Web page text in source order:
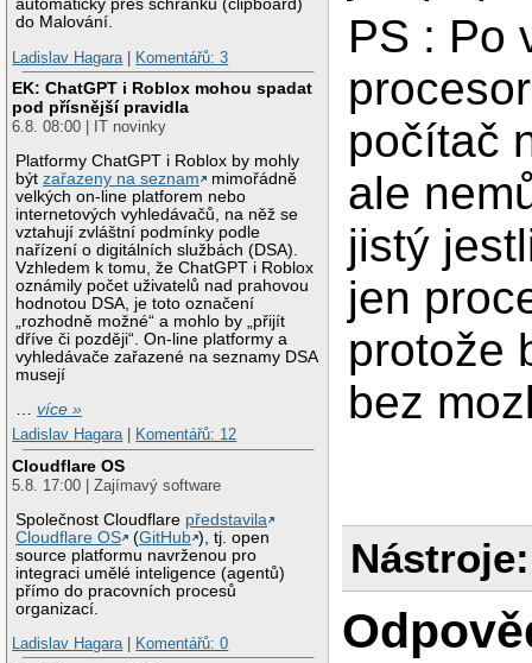
automaticky přes schránku (clipboard)
do Malování.
Ladislav Hagara
Komentářů: 3
EK: ChatGPT i Roblox mohou spadat
pod přísnější pravidla
6.8. 08:00 | IT novinky
Platformy ChatGPT i Roblox by mohly
býtzařazeny na seznam
mimořádně
velkých on-line platforem nebo
internetových vyhledávačů, na něž se
vztahují zvláštní podmínky podle
nařízení o digitálních službách (DSA).
Vzhledem k tomu, že ChatGPT i Roblox
oznámily počet uživatelů nad prahovou
hodnotou DSA, je toto označení
„rozhodně možné“ a mohlo by „přijít
dříve či později“. On-line platformy a
vyhledávače zařazené na seznamy DSA
musejí
…více »
Ladislav Hagara| Komentářů: 12
Cloudflare OS
5.8. 17:00 | Zajímavý software
Společnost Cloudflare představila
Cloudflare OS
(GitHub ), tj. open
source platformu navrženou pro
integraci umělé inteligence (agentů)
přímo do pracovních procesů
organizací.
Ladislav Hagara| Komentářů: 0
PS : Po
počítač
ale
jistý
jen
protože
bez
Nástroje: